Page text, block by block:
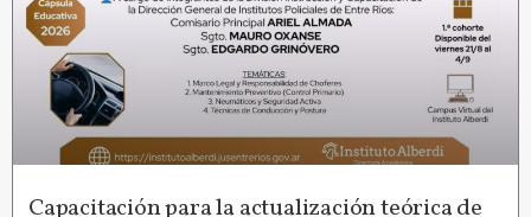
Capacitación para la actualización teórica de